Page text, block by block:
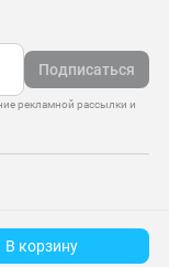
В корзину
Подписаться
рекламной рассылки и